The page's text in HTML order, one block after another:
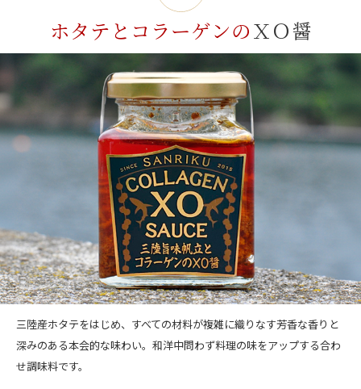
ホタテとコラーゲンのＸＯ醤
三陸産ホタテをはじめ、すべての材料が複雑に織りなす芳香な香りと
深みのある本会的な味わい。和洋中問わず料理の味をアップする合わ
せ調味料です。